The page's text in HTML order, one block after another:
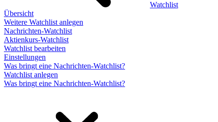
Watchlist
Übersicht
Weitere Watchlist anlegen
Nachrichten-Watchlist
Aktienkurs-Watchlist
Watchlist bearbeiten
Einstellungen
Was bringt eine Nachrichten-Watchlist?
Watchlist anlegen
Was bringt eine Nachrichten-Watchlist?